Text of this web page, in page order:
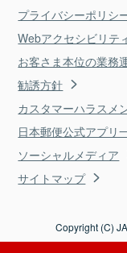
プライバシーポリシ
Webアクセシビリテ
お客さま本位の業務
勧誘方針
カスタマーハラスメ
日本郵便公式アプリ
ソーシャルメディア
サイトマップ
Copyright (C)